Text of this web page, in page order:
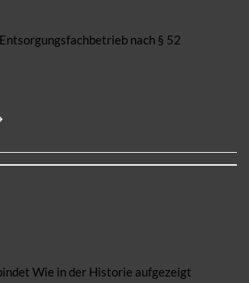
nach § 52
Wie in der Historie aufgezeigt